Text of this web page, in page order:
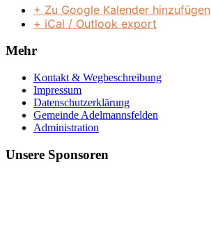
+ Zu Google Kalender hinzufügen
+ iCal / Outlook export
Mehr
Kontakt & Wegbeschreibung
Impressum
Datenschutzerklärung
Gemeinde Adelmannsfelden
Administration
Unsere Sponsoren